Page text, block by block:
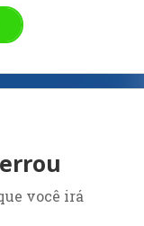
você irá